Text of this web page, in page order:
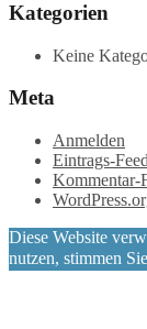
Kategorien
Keine
Meta
Anmelden
Eintrags-Feed
Kommentar-
Diese Website
nutzen, stimmen